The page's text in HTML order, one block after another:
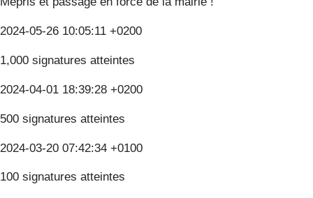
2024-05-26 10:05:11 +0200
1,000 signatures atteintes
2024-04-01 18:39:28 +0200
500 signatures atteintes
2024-03-20 07:42:34 +0100
100 signatures atteintes